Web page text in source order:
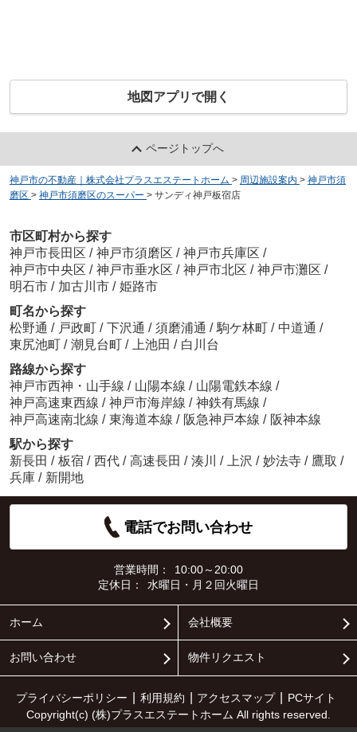
地図アプリで開く
ページトップへ
神戸市の不動産｜株式会社プラスエステートホーム > 周辺施設案内 > 神戸市須
磨区 > 神戸市須磨区のスーパー > サンディ神戸板宿店
市区町村から探す
神戸市長田区 / 神戸市須磨区 / 神戸市兵庫区 /
神戸市中央区 / 神戸市垂水区 / 神戸市北区 / 神戸市灘区 /
明石市 / 加古川市 / 姫路市
町名から探す
松野通 / 戸政町 / 下沢通 / 須磨浦通 / 駒ケ林町 / 中道通 /
東尻池町 / 潮見台町 / 上池田 / 白川台
路線から探す
神戸市西神・山手線 / 山陽本線 / 山陽電鉄本線 /
神戸高速東西線 / 神戸市海岸線 / 神鉄有馬線 /
神戸高速南北線 / 東海道本線 / 阪急神戸本線 / 阪神本線
駅から探す
新長田 / 板宿 / 西代 / 高速長田 / 湊川 / 上沢 / 妙法寺 / 鷹取 /
兵庫 / 新開地
電話でお問い合わせ
営業時間：
10:00～20:00
定休日：
水曜日・月２回火曜日
ホーム 会社概要
お問い合わせ 物件リクエスト
プライバシーポリシー 利用規約 アクセスマップ
PCサイト
Copyright(c) (株)プラスエステートホーム All rights reserved.